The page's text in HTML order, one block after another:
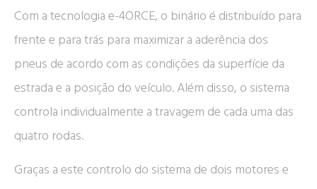
Com a tecnologia e-4ORCE, o binário é distribuído para
frente e para trás para maximizar a aderência dos
pneus de acordo com as condições da superfície da
estrada e a posição do veículo. Além disso, o sistema
controla individualmente a travagem de cada uma das
quatro rodas.
Graças a este controlo do sistema de dois motores e